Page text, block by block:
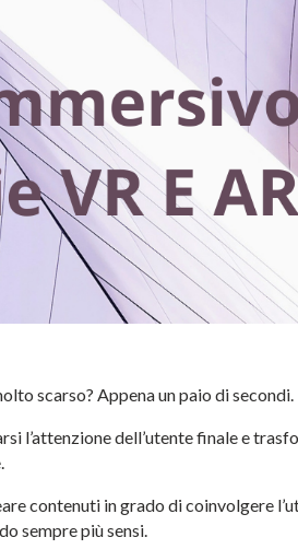
scarso?Appena un paio di secondi.
l’attenzione dell’utente finale e
contenuti in grado di coinvolgere
sempre più sensi.